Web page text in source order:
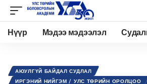
Нүүр Мэдээ мэдээлэл
АЮУЛГҮЙ БАЙДАЛ СУДЛАЛ
ИРГЭНИЙ НИЙГЭМ / УЛС ТӨРИЙН ОРОЛЦОО